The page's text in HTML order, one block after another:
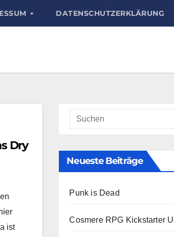
DATENSCHUTZERKLÄRUNG
Dry
ist
Neueste Beiträge
Punk is Dead
Cosmere RPG Kickstarter